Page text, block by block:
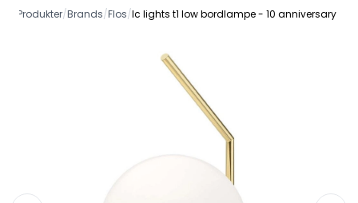
Produkter/Brands/Flos/Ic lights t1 low bordlampe - 10 anniversary